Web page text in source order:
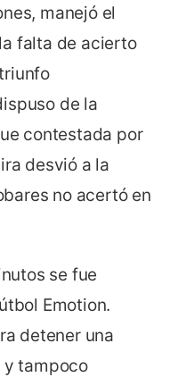
manejó el
falta de acierto
de la
contestada por
desvió a la
no acertó en
se fue
Emotion.
detener una
y tampoco